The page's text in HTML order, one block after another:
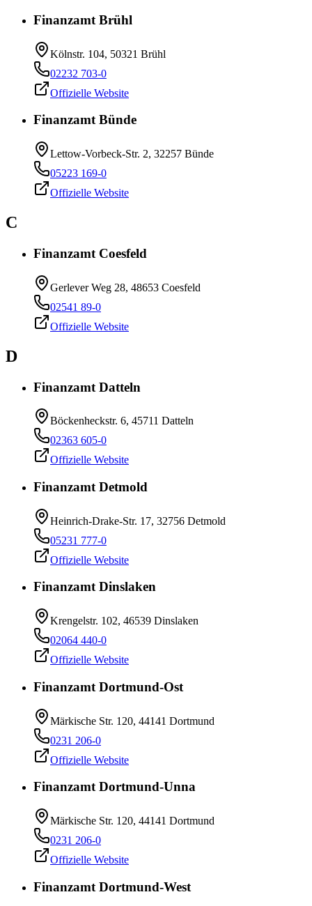
Finanzamt Brühl
Kölnstr. 104, 50321 Brühl
02232 703-0
Offizielle Website
Finanzamt Bünde
Lettow-Vorbeck-Str. 2, 32257 Bünde
05223 169-0
Offizielle Website
C
Finanzamt Coesfeld
Gerlever Weg 28, 48653 Coesfeld
02541 89-0
Offizielle Website
D
Finanzamt Datteln
Böckenheckstr. 6, 45711 Datteln
02363 605-0
Offizielle Website
Finanzamt Detmold
Heinrich-Drake-Str. 17, 32756 Detmold
05231 777-0
Offizielle Website
Finanzamt Dinslaken
Krengelstr. 102, 46539 Dinslaken
02064 440-0
Offizielle Website
Finanzamt Dortmund-Ost
Märkische Str. 120, 44141 Dortmund
0231 206-0
Offizielle Website
Finanzamt Dortmund-Unna
Märkische Str. 120, 44141 Dortmund
0231 206-0
Offizielle Website
Finanzamt Dortmund-West